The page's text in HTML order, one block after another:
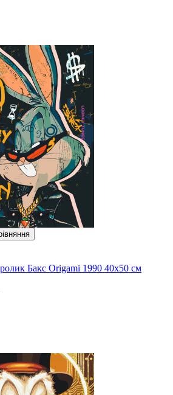
Бакс Origami 1990 40x50 см